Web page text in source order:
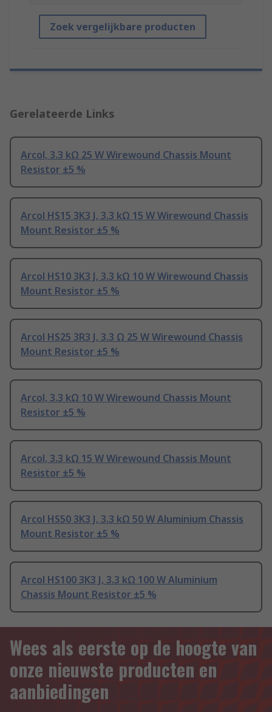
Zoek vergelijkbare producten
Gerelateerde Links
Arcol, 3.3 kΩ 25 W Wirewound Chassis Mount
Resistor ±5 %
Arcol HS15 3K3 J, 3.3 kΩ 15 W Wirewound Chassis
Mount Resistor ±5 %
Arcol HS10 3K3 J, 3.3 kΩ 10 W Wirewound Chassis
Mount Resistor ±5 %
Arcol HS25 3R3 J, 3.3 Ω 25 W Wirewound Chassis
Mount Resistor ±5 %
Arcol, 3.3 kΩ 10 W Wirewound Chassis Mount
Resistor ±5 %
Arcol, 3.3 kΩ 15 W Wirewound Chassis Mount
Resistor ±5 %
Arcol HS50 3K3 J, 3.3 kΩ 50 W Aluminium Chassis
Mount Resistor ±5 %
Arcol HS100 3K3 J, 3.3 kΩ 100 W Aluminium
Chassis Mount Resistor ±5 %
Wees als eerste op de hoogte van
onze nieuwste producten en
aanbiedingen